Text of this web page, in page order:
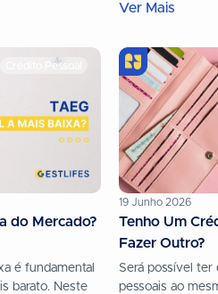
para
Neste artigo,
Ver Mais
Crédito Pessoal
do Mercado?
é fundamental
barato. Neste
19 Junho 2026
Tenho Um
Fazer Outro?
Será possível ter
pessoais ao